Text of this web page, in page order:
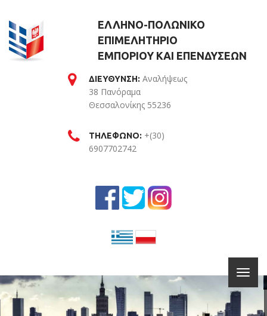
ΕΛΛΗΝΟ-ΠΟΛΩΝΙΚΟ
ΕΠΙΜΕΛΗΤΗΡΙΟ
ΕΜΠΟΡΙΟΥ ΚΑΙ ΕΠΕΝΔΥΣΕΩΝ
ΔΙΕΥΘΥΝΣΗ: Αναλήψεως
38 Πανόραμα
Θεσσαλονίκης 55236
ΤΗΛΕΦΩΝΟ: +(30)
6907702742